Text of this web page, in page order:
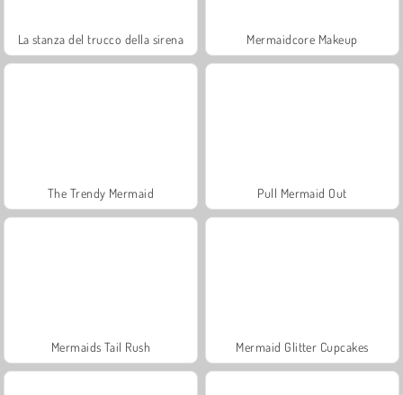
La stanza del trucco della sirena Mermaidcore Makeup
The Trendy Mermaid Pull Mermaid Out
Mermaids Tail Rush Mermaid Glitter Cupcakes